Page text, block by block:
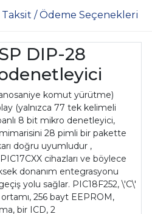
Taksit / Ödeme Seçenekleri
DIP-28
komut yürütme)
(yalnızca 77 tek kelimeli
8 bit mikro denetleyici,
28 pimli bir pakette
doğru uyumludur ,
cihazları ve böylece
donanım entegrasyonu
yolu sağlar. PIC18F252, \'C\'
256 bayt EEPROM,
bir ICD, 2